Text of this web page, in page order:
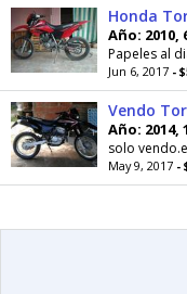
Honda
Año: 2010,
Papeles al
Jun 6, 2017 -
Vendo
Año: 2014,
solo
May 9, 2017 -